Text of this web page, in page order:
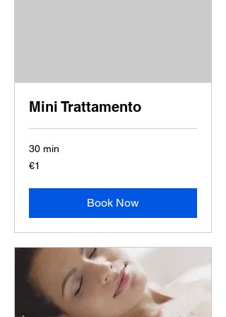
Mini Trattamento
30 min
1
euro
€1
Book Now